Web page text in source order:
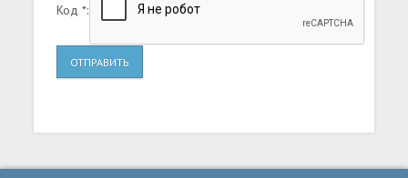
Код *:
ОТПРАВИТЬ